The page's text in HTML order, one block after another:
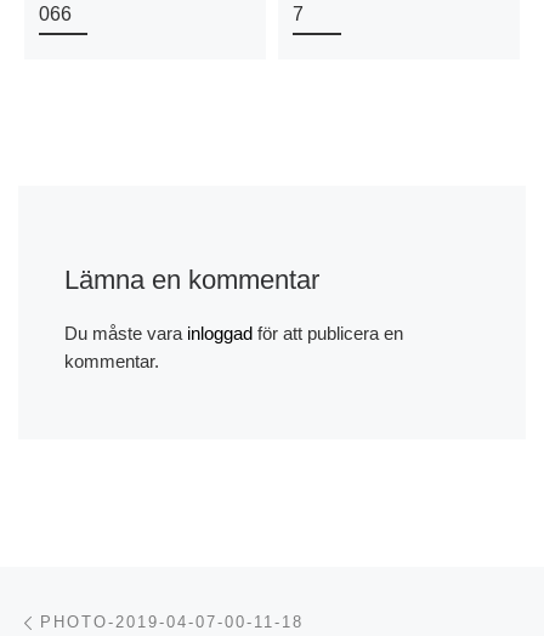
066
7
Lämna en kommentar
Du måste vara inloggadför att publicera en
kommentar.
Inläggsnavigering
PHOTO-2019-04-07-00-11-18